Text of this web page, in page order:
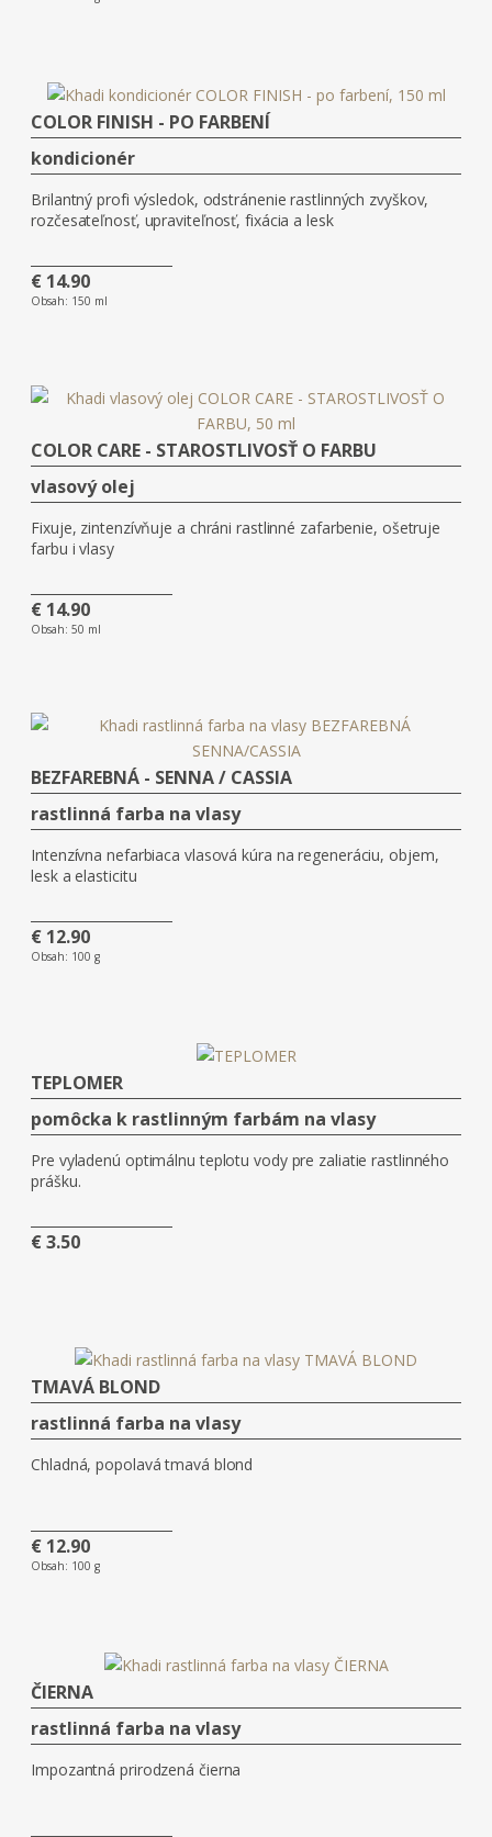
COLOR FINISH - PO FARBENÍ
kondicionér
Brilantný profi výsledok, odstránenie rastlinných zvyškov,
rozčesateľnosť, upraviteľnosť, fixácia a lesk
€ 14.90
Obsah: 150 ml
COLOR CARE - STAROSTLIVOSŤ O FARBU
vlasový olej
Fixuje, zintenzívňuje a chráni rastlinné zafarbenie, ošetruje
farbu i vlasy
€ 14.90
Obsah: 50 ml
BEZFAREBNÁ - SENNA / CASSIA
rastlinná farba na vlasy
Intenzívna nefarbiaca vlasová kúra na regeneráciu, objem,
lesk a elasticitu
€ 12.90
Obsah: 100 g
TEPLOMER
pomôcka k rastlinným farbám na vlasy
Pre vyladenú optimálnu teplotu vody pre zaliatie rastlinného
prášku.
€ 3.50
TMAVÁ BLOND
rastlinná farba na vlasy
Chladná, popolavá tmavá blond
€ 12.90
Obsah: 100 g
ČIERNA
rastlinná farba na vlasy
Impozantná prirodzená čierna